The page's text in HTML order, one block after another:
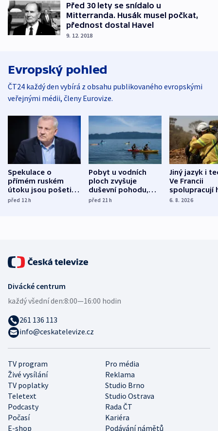
Před 30 lety se snídalo u
Mitterranda. Husák musel počkat,
přednost dostal Havel
9. 12. 2018
Evropský pohled
ČT24 každý den vybírá z obsahu publikovaného evropskými
veřejnými médii, členy Eurovize.
Spekulace o
přímém ruském
útoku jsou pošetilé,
míní estonský
před 12h
Pobyt u vodních
ploch zvyšuje
duševní pohodu,
ukázala
před 21h
Jiný jazyk i
Ve Francii
spolupracují
různých zemí
6. 8. 2026
TV program
Pro média
Živé vysílání
Reklama
TV poplatky
Studio Brno
Teletext
Studio Ostrava
Podcasty
Rada ČT
Počasí
Kariéra
E-shop
Podávání námětů
Divácké centrum
každý všední den:8:00—16:00 hodin
261 136 113
info@ceskatelevize.cz